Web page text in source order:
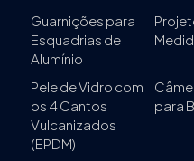
Guarnições para
Esquadrias de
Alumínio
Pele de Vidro com
os 4 Cantos
Vulcanizados
(EPDM)
para